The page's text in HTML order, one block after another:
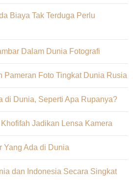
Biaya Tak Terduga Perlu
Dalam Dunia Fotografi
Pameran Foto Tingkat Dunia Rusia
di Dunia, Seperti Apa Rupanya?
Jadikan Lensa Kamera
Yang Ada di Dunia
dan Indonesia Secara Singkat